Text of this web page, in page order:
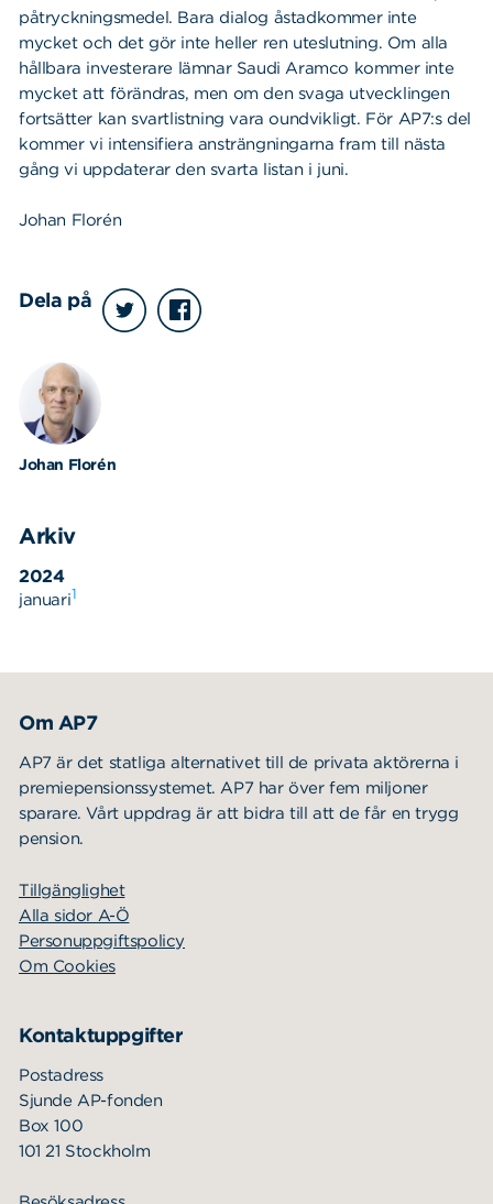
Johan Florén
Arkiv
2024
januari1
påtryckningsmedel. Bara dialog åstadkommer inte
mycket och det gör inte heller ren uteslutning. Om alla
hållbara investerare lämnar Saudi Aramco kommer inte
mycket att förändras, men om den svaga utvecklingen
fortsätter kan svartlistning vara oundvikligt. För AP7:s del
kommer vi intensifiera ansträngningarna fram till nästa
gång vi uppdaterar den svarta listan i juni.
Johan Florén
Dela på
Om AP7
AP7 är det statliga alternativet till de privata aktörerna i
premiepensionssystemet. AP7 har över fem miljoner
sparare. Vårt uppdrag är att bidra till att de får en trygg
pension.
Tillgänglighet
Alla sidor A-Ö
Personuppgiftspolicy
Om Cookies
Kontaktuppgifter
Postadress
Sjunde AP-fonden
Box 100
101 21 Stockholm